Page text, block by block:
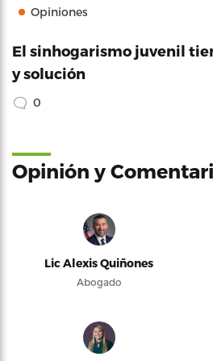
Opiniones
El sinhogarismo juvenil
y solución
0
Opinión y
Lic Alexis Quiñones
Abogado